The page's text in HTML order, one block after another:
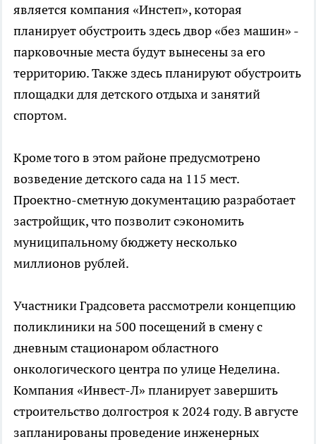
является компания «Инстеп», которая
планирует обустроить здесь двор «без машин» -
парковочные места будут вынесены за его
территорию. Также здесь планируют обустроить
площадки для детского отдыха и занятий
спортом.
Кроме того в этом районе предусмотрено
возведение детского сада на 115 мест.
Проектно-сметную документацию разработает
застройщик, что позволит сэкономить
муниципальному бюджету несколько
миллионов рублей.
Участники Градсовета рассмотрели концепцию
поликлиники на 500 посещений в смену с
дневным стационаром областного
онкологического центра по улице Неделина.
Компания «Инвест-Л» планирует завершить
строительство долгостроя к 2024 году. В августе
запланированы проведение инженерных